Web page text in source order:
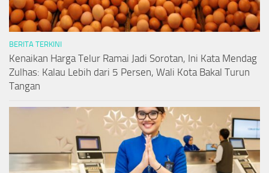
BERITA TERKINI
Kenaikan Harga Telur Ramai Jadi Sorotan, Ini Kata Mendag
Zulhas: Kalau Lebih dari 5 Persen, Wali Kota Bakal Turun
Tangan